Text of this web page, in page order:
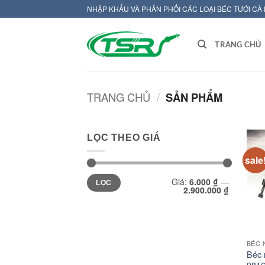
qua
NHẬP KHẨU VÀ PHÂN PHỐI CÁC LOẠI BÉC TƯỚI CÀ
TRANG CHỦ
TRANG CHỦ / SẢN PHẨM
LỌC THEO GIÁ
Giá
thấp
nhất
Giá
cao
nhất
LỌC Giá: 6.000 ₫ —
2.900.000 ₫
sale!
BÉC
Béc